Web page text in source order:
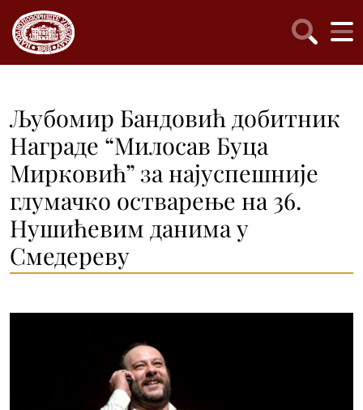
Љубомир Бандовић добитник
Награде “Милосав Буца
Мирковић” за најуспешније
глумачко остварење на 36.
Нушићевим данима у
Смедереву